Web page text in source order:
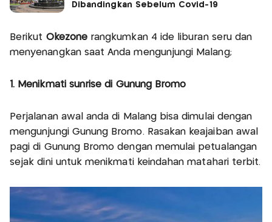
Dibandingkan Sebelum Covid-19
Berikut Okezone rangkumkan 4 ide liburan seru dan
menyenangkan saat Anda mengunjungi Malang;
1. Menikmati sunrise di Gunung Bromo
Perjalanan awal anda di Malang bisa dimulai dengan
mengunjungi Gunung Bromo. Rasakan keajaiban awal
pagi di Gunung Bromo dengan memulai petualangan
sejak dini untuk menikmati keindahan matahari terbit.